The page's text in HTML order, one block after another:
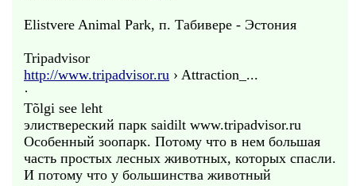
Elistvere Animal Park, п. Табивере - Эстония
Tripadvisor
http://www.tripadvisor.ru › Attraction_...
·
Tõlgi see leht
элиствереский парк saidilt www.tripadvisor.ru
Особенный зоопарк. Потому что в нем большая
часть простых лесных животных, которых спасли.
И потому что у большинства животный